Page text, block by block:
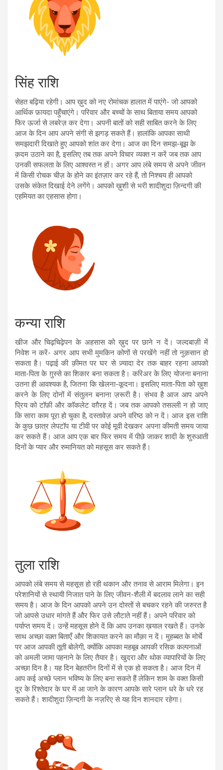
सिंह राशि
सेहत बढ़िया रहेगी। आप ख़ुद को नए रोमांचक हालात में पाएंगे- जो आपको
आर्थिक फ़ायदा पहुँचाएंगे। परिवार और बच्चों के साथ बिताया समय आपको
फिर ऊर्जा से लबरेज़ कर देगा। अपनी बातों को सही साबित करने के लिए
आज के दिन आप अपने संगी से झगड़ सकते हैं। हालांकि आपका साथी
समझदारी दिखाते हुए आपको शांत कर देगा। आज का दिन समझ-बूझ के
क़दम उठाने का है, इसलिए तब तक अपने विचार व्यक्त न करें जब तक आप
उनकी सफलता के लिए आश्वस्त न हों। अगर आप लंबे समय से अपने जीवन
में किसी रोचक चीज़ के होने का इंतज़ार कर रहे हैं, तो निश्चय ही आपको
उसके संकेत दिखाई देने लगेंगे। आपको ख़ुशी से भरी शादीशुदा ज़िन्दगी की
एहमियत का एहसास होगा।
कन्या राशि
खीज और चिढ़चिढ़ेपन के अहसास को ख़ुद पर छाने न दें। जल्दबाज़ी में
निवेश न करें- अगर आप सभी मुमकिन कोणों से परखेंगे नहीं तो नुक़सान हो
सकता है। पढ़ाई की क़ीमत पर घर से ज़्यादा देर तक बाहर रहना आपको
माता-पिता के ग़ुस्से का शिकार बना सकता है। करिअर के लिए योजना बनाना
उतना ही आवश्यक है, जितना कि खेलना-कूदना। इसलिए माता-पिता को ख़ुश
करने के लिए दोनों में संतुलन बनाना ज़रूरी है। संभव है आज आप अपने
प्रिय को टॉफ़ी और कॉकलेट वग़ैरह दें। जब तक आपको तसल्ली न हो जाए
कि सारा काम पूरा हो चुका है, दस्तावेज़ अपने वरिष्ठ को न दें। आज इस राशि
के कुछ छात्र लेपटॉप या टीवी पर कोई मूवी देखकर अपना कीमती समय जाया
कर सकते हैं। आज आप एक बार फिर समय में पीछे जाकर शादी के शुरुआती
दिनों के प्यार और रुमानियत को महसूस कर सकते हैं।
तुला राशि
आपको लंबे समय से महसूस हो रही थकान और तनाव से आराम मिलेगा। इन
परेशानियों से स्थायी निजात पाने के लिए जीवन-शैली में बदलाव लाने का सही
समय है। आज के दिन आपको अपने उन दोस्तों से बचकर रहने की जरुरत है
जो आपसे उधार मांगते हैं और फिर उसे लौटाते नहीं हैं। अपने परिवार को
पर्याप्त समय दें। उन्हें महसूस होने दें कि आप उनका ख़याल रखते हैं। उनके
साथ अच्छा वक़्त बिताएँ और शिकायत करने का मौक़ा न दें। मुहब्बत के मोर्चे
पर आज आपकी तूती बोलेगी, क्योंकि आपका महबूब आपकी रसिक कल्पनाओं
को अमली जामा पहनाने के लिए तैयार है। खुदरा और थोक व्यापारियों के लिए
अच्छा दिन है। यह दिन बेहतरीन दिनों में से एक हो सकता है। आज दिन में
आप कई अच्छे प्लान भविष्य के लिए बना सकते हैं लेकिन शाम के वक्त किसी
दूर के रिश्तेदार के घर में आ जाने के कारण आपके सारे प्लान धरे के धरे रह
सकते हैं। शादीशुदा ज़िन्दगी के नज़रिए से यह दिन शानदार रहेगा।